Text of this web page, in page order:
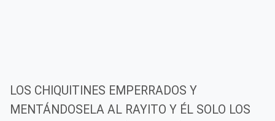
LOS CHIQUITINES EMPERRADOS Y
MENTÁNDOSELA AL RAYITO Y ÉL SOLO LOS